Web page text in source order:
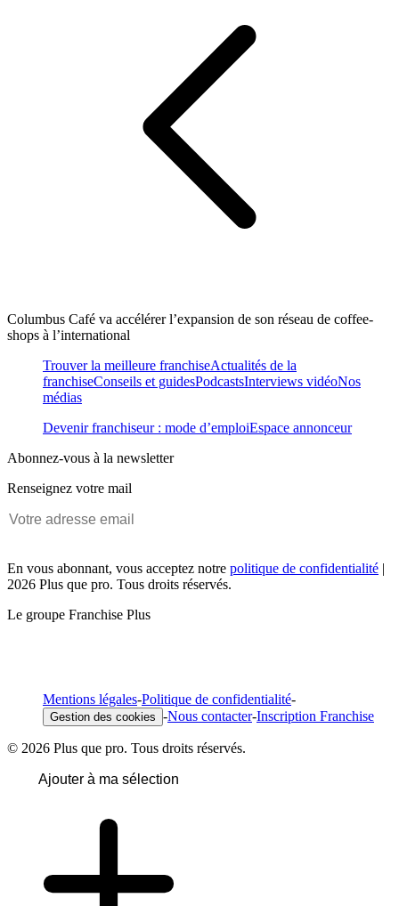
Columbus Café va accélérer l’expansion de son réseau de coffee-
shops à l’international
Trouver la meilleure franchiseActualités de la
franchiseConseils et guidesPodcastsInterviews vidéoNos
médias
Devenir franchiseur : mode d’emploiEspace annonceur
Abonnez-vous à la newsletter
Renseignez votre mail
En vous abonnant, vous acceptez notre politique de confidentialité |
2026 Plus que pro. Tous droits réservés.
Le groupe Franchise Plus
Mentions légales-Politique de confidentialité-
Gestion des cookies -Nous contacter-Inscription Franchise
© 2026 Plus que pro. Tous droits réservés.
Ajouter à ma sélection